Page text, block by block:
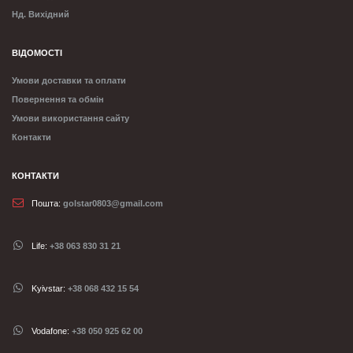
Нд. Вихідний
ВІДОМОСТІ
Умови доставки та оплати
Повернення та обмін
Умови використання сайту
Контакти
КОНТАКТИ
Пошта: golstar0803@gmail.com
Life: +38 063 830 31 21
Kyivstar: +38 068 432 15 54
Vodafone: +38 050 925 62 00